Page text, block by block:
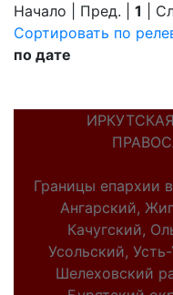
Начало | Пред. | 1 |
Сортировать по
по дате
Границы епархии
Ангарский,
Качугский,
Усольский,
Шелеховский